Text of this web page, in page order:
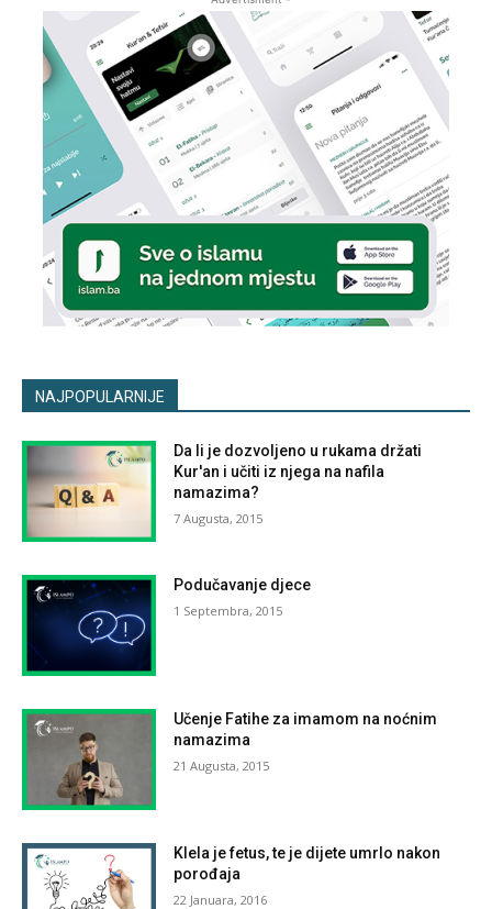
NAJPOPULARNIJE
Da li je dozvoljeno u rukama držati
Kur'an i učiti iz njega na nafila
namazima?
7 Augusta, 2015
Podučavanje djece
1 Septembra, 2015
Učenje Fatihe za imamom na noćnim
namazima
21 Augusta, 2015
Klela je fetus, te je dijete umrlo nakon
porođaja
22 Januara, 2016